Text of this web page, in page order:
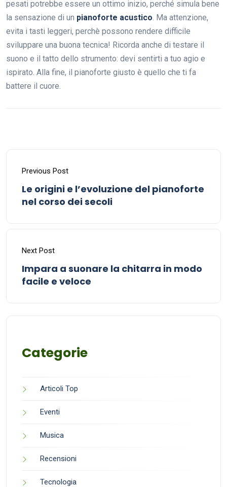
pesati potrebbe essere un ottimo inizio, perché simula bene
la sensazione di un pianoforte acustico. Ma attenzione,
evita i tasti leggeri, perchè possono rendere difficile
sviluppare una buona tecnica! Ricorda anche di testare il
suono e il tatto dello strumento: devi sentirti a tuo agio e
ispirato. Alla fine, il pianoforte giusto è quello che ti fa
battere il cuore.
Previous Post
Le origini e l’evoluzione del pianoforte
nel corso dei secoli
Next Post
Impara a suonare la chitarra in modo
facile e veloce
Categorie
Articoli Top
Eventi
Musica
Recensioni
Tecnologia